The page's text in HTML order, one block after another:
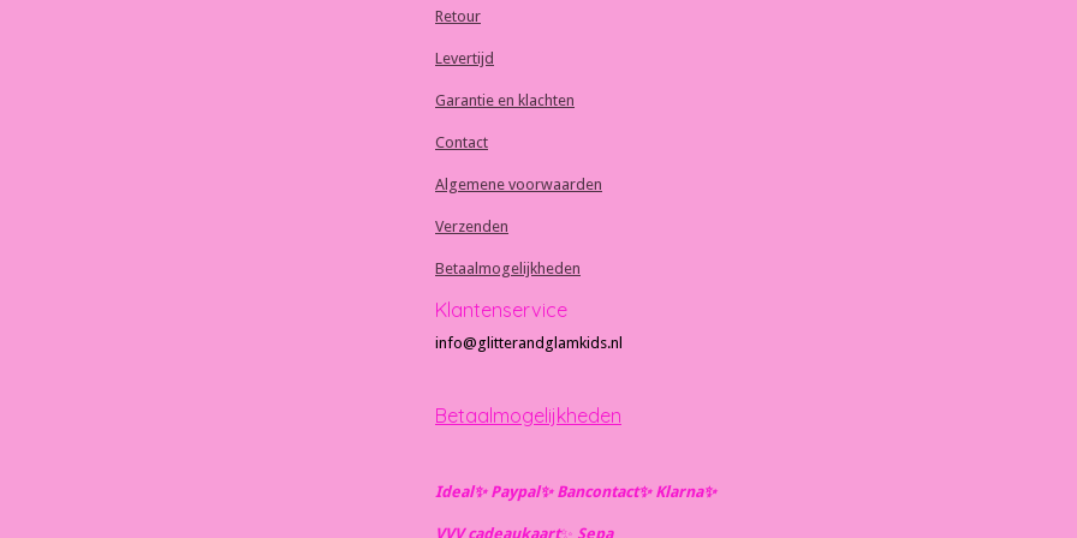
Retour
Levertijd
Garantie en klachten
Contact
Algemene voorwaarden
Verzenden
Betaalmogelijkheden
Klantenservice
info@glitterandglamkids.nl
Betaalmogelijkheden
Ideal✨️ Paypal✨️ Bancontact✨️ Klarna✨️
VVV cadeaukaart✨️ Sepa